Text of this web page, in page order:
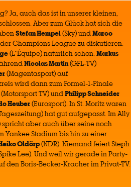
Ja, auch das ist in unserer kleinen,
Aber zum Glück hat sich die
Stefan Hempel(Sky) undMarco
Champions League zu diskutieren.
(L´Équipe) natürlich schon.Markus
Nicolas Martin(GFL-TV)
(Magentasport) auf
wird dann zum Formel-1-Finale
(Motorsport TV) undPhilipp Schneider
Heuber(Eurosport). In St. Moritz waren
hat gut aufgepasst. Im Ally
spricht aber auch über seine noch
Yankee Stadium bis hin zu einer
Oldörp(NDR). Niemand feiert Steph
Lee). Und weil wir gerade in Party-
den Boris-Becker-Kracher im Privat-TV.